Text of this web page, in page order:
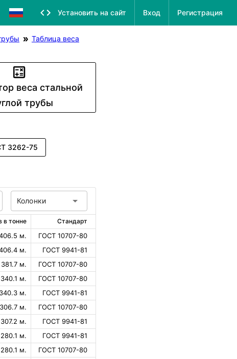
Установить на сайт Вход Регистрация
Таблица веса
веса стальной
трубы
3262-75
Колонки
в тонне Стандарт
м.
ГОСТ 10707-80
м.
ГОСТ 9941-81
381.7 м.
ГОСТ 10707-80
340.1 м.
ГОСТ 10707-80
340.3 м.
ГОСТ 9941-81
306.7 м.
ГОСТ 10707-80
307.2 м.
ГОСТ 9941-81
280.1 м.
ГОСТ 9941-81
280.1 м.
ГОСТ 10707-80